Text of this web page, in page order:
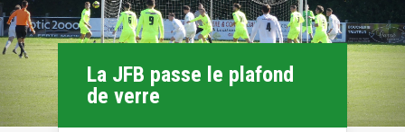
La JFB passe le plafond
de verre